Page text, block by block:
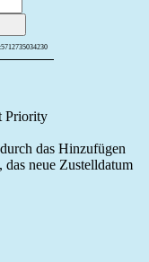
5712735034230
Priority
das Hinzufügen
neue Zustelldatum